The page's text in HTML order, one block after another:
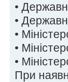
•
•
•
•
•
При